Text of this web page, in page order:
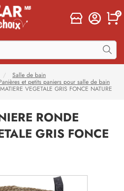
0
Salle de bain
et petits paniers pour salle de bain
VEGETALE GRIS FONCE NATURE
RONDE
GRIS FONCE